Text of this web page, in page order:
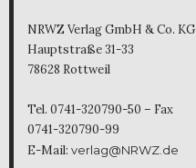
NRWZ Verlag GmbH & Co. KG
Hauptstraße 31-33
78628 Rottweil
Tel. 0741-320790-50 – Fax
0741-320790-99
E-Mail: verlag@NRWZ.de